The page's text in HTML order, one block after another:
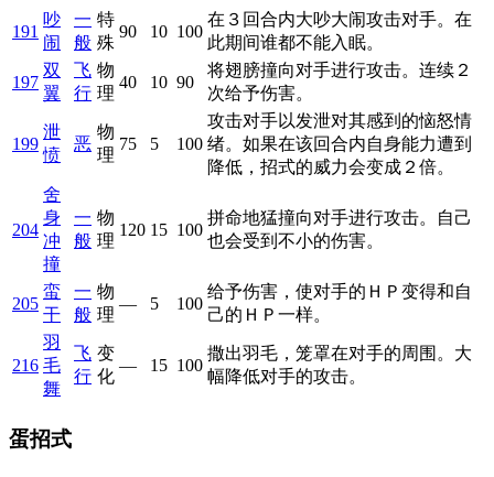
191
吵
闹
一
般
特
殊
90 10 100
在３回合内大吵大闹攻击对手。在
此期间谁都不能入眠。
197
双
翼
飞
行
物
理
40 10 90
将翅膀撞向对手进行攻击。连续２
次给予伤害。
199
泄
愤
恶
物
理
75 5 100
攻击对手以发泄对其感到的恼怒情
绪。如果在该回合内自身能力遭到
降低，招式的威力会变成２倍。
204
舍
身
冲
撞
一
般
物
理
120 15 100
拼命地猛撞向对手进行攻击。自己
也会受到不小的伤害。
205
蛮
干
一
般
物
理
— 5 100
给予伤害，使对手的ＨＰ变得和自
己的ＨＰ一样。
216
羽
毛
舞
飞
行
变
化
— 15 100
撒出羽毛，笼罩在对手的周围。大
幅降低对手的攻击。
蛋招式